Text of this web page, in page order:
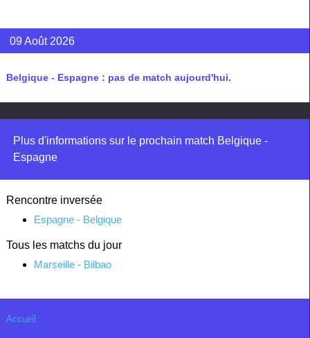
09 Août 2026
Belgique - Espagne : pas de match aujourd'hui.
Plus d'informations sur le prochain match Belgique -
Espagne
Rencontre inversée
Espagne - Belgique
Tous les matchs du jour
Marseille - Bilbao
Accueil